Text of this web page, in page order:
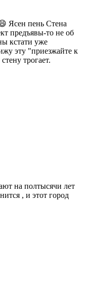
Ясен пень Стена
предъявы-то не об
кстати уже
эту "приезжайте к
трогает.
на полтысячи лет
, и этот город